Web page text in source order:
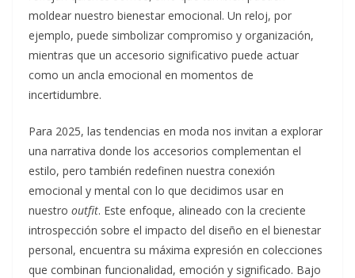
moldear nuestro bienestar emocional. Un reloj, por
ejemplo, puede simbolizar compromiso y organización,
mientras que un accesorio significativo puede actuar
como un ancla emocional en momentos de
incertidumbre.
Para 2025, las tendencias en moda nos invitan a explorar
una narrativa donde los accesorios complementan el
estilo, pero también redefinen nuestra conexión
emocional y mental con lo que decidimos usar en
nuestro outfit. Este enfoque, alineado con la creciente
introspección sobre el impacto del diseño en el bienestar
personal, encuentra su máxima expresión en colecciones
que combinan funcionalidad, emoción y significado. Bajo